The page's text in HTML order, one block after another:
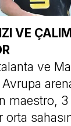
VE ÇALIM
ve
maestro, 3
orta